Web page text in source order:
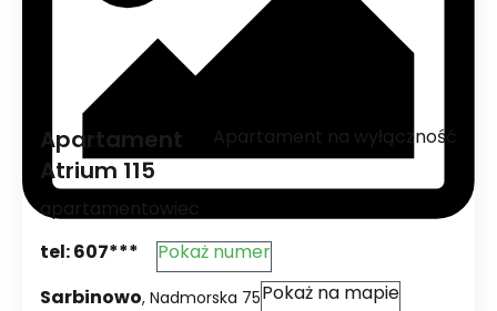
Apartament
Atrium 115
Apartament na wyłączność
apartamentowiec
tel:607***
Pokaż numer
Sarbinowo, Nadmorska 75Pokaż na mapie